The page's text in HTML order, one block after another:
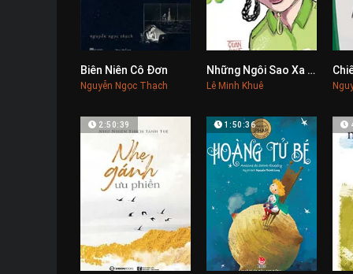
Biên Niên Cô Đơn
Nguyễn Ngọc Thạch
0Những Ngôi Sao Xa Xôi
Lê Minh Khuê
2:50:39 1:50:36